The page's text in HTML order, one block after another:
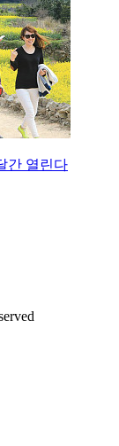
간 열린다